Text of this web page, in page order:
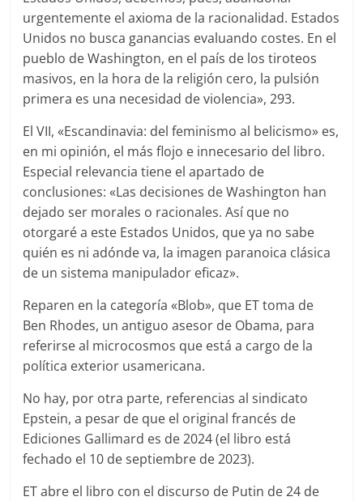
urgentemente el axioma de la racionalidad. Estados
Unidos no busca ganancias evaluando costes. En el
pueblo de Washington, en el país de los tiroteos
masivos, en la hora de la religión cero, la pulsión
primera es una necesidad de violencia», 293.
El VII, «Escandinavia: del feminismo al belicismo» es,
en mi opinión, el más flojo e innecesario del libro.
Especial relevancia tiene el apartado de
conclusiones: «Las decisiones de Washington han
dejado ser morales o racionales. Así que no
otorgaré a este Estados Unidos, que ya no sabe
quién es ni adónde va, la imagen paranoica clásica
de un sistema manipulador eficaz».
Reparen en la categoría «Blob», que ET toma de
Ben Rhodes, un antiguo asesor de Obama, para
referirse al microcosmos que está a cargo de la
política exterior usamericana.
No hay, por otra parte, referencias al sindicato
Epstein, a pesar de que el original francés de
Ediciones Gallimard es de 2024 (el libro está
fechado el 10 de septiembre de 2023).
ET abre el libro con el discurso de Putin de 24 de